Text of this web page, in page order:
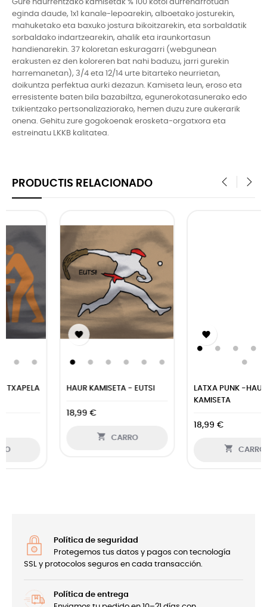
Gure haurrentzako kamisetak % 100 kotoi aurreharrotuan
eginda daude, 1x1 kanale-lepoarekin, alboetako josturekin,
mahuketako eta baxuko jostura bikoitzarekin, eta sorbaldatik
sorbaldako indartzearekin, ahalik eta iraunkortasun
handienarekin. 37 koloretan eskuragarri (webgunean
erakusten ez den koloreren bat nahi baduzu, jarri gurekin
harremanetan), 3/4 eta 12/14 urte bitarteko neurrietan,
doikuntza perfektua aurki dezazun. Kamiseta leun, eroso eta
erresistente baten bila bazabiltza, egunerokotasunerako edo
txikientzako pertsonalizaziorako, hemen duzu zure aukerarik
onena. Gehitu zure gogokoenak erosketa-orgatxora eta
estreinatu LKKB kalitatea.
PRODUCTIS RELACIONADO

LATXA PUNK -HAUR

AHO BETE HORTZ GERATU -
Política de seguridad
Protegemos tus datos y pagos con tecnología
SSL y protocolos seguros en cada transacción.
Política de entrega